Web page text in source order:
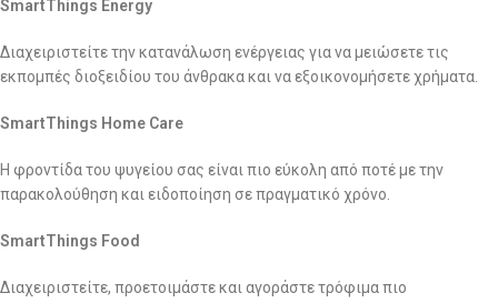
SmartThings Energy
Διαχειριστείτε την κατανάλωση ενέργειας για να μειώσετε τις
εκπομπές διοξειδίου του άνθρακα και να εξοικονομήσετε χρήματα.
SmartThings Home Care
Η φροντίδα του ψυγείου σας είναι πιο εύκολη από ποτέ με την
παρακολούθηση και ειδοποίηση σε πραγματικό χρόνο.
SmartThings Food
Διαχειριστείτε, προετοιμάστε και αγοράστε τρόφιμα πιο